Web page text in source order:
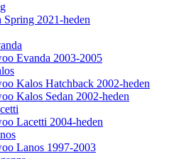
Spring 2021-heden
Evanda 2003-2005
Kalos Hatchback 2002-heden
Kalos Sedan 2002-heden
Lacetti 2004-heden
Lanos 1997-2003